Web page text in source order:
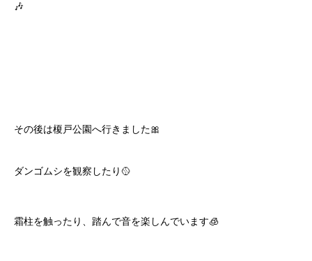
🎶
その後は榎戸公園へ行きました🎀
ダンゴムシを観察したり🥎
霜柱を触ったり、踏んで音を楽しんでいます🧊